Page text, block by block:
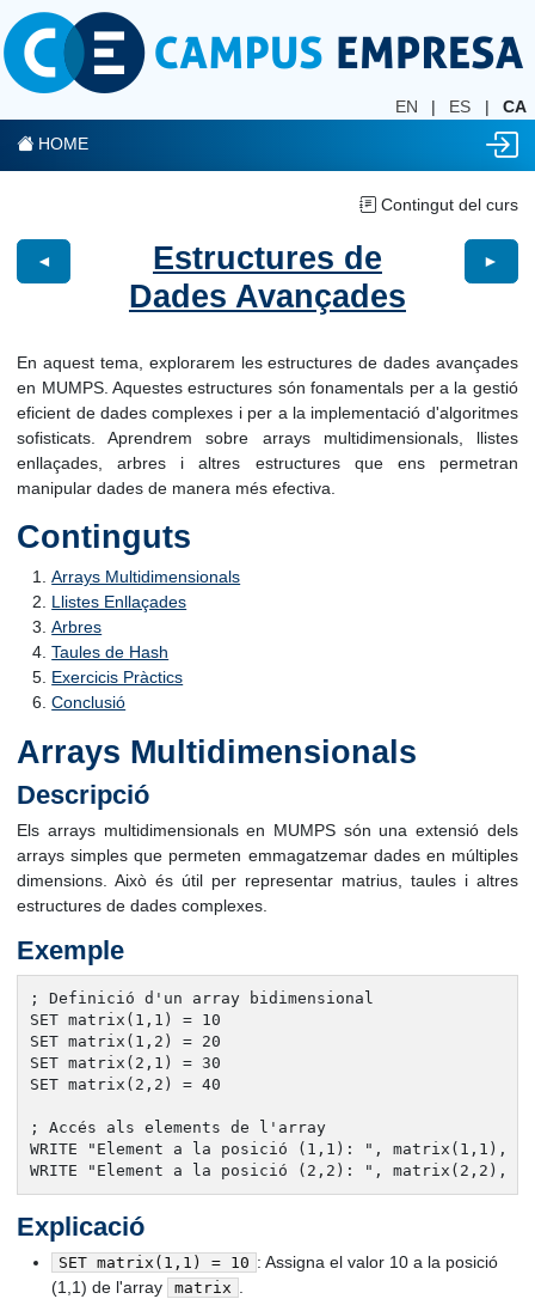
EN | ES |
CA
HOME
Contingut del curs
◄
Estructures de
Dades Avançades
►
En aquest tema, explorarem les estructures de dades avançades
en MUMPS. Aquestes estructures són fonamentals per a la gestió
eficient de dades complexes i per a la implementació d'algoritmes
sofisticats. Aprendrem sobre arrays multidimensionals, llistes
enllaçades, arbres i altres estructures que ens permetran
manipular dades de manera més efectiva.
Continguts
Arrays Multidimensionals
Llistes Enllaçades
Arbres
Taules de Hash
Exercicis Pràctics
Conclusió
Arrays Multidimensionals
Descripció
Els arrays multidimensionals en MUMPS són una extensió dels
arrays simples que permeten emmagatzemar dades en múltiples
dimensions. Això és útil per representar matrius, taules i altres
estructures de dades complexes.
Exemple
; Definició d'un array bidimensional
SET matrix(1,1) = 10
SET matrix(1,2) = 20
SET matrix(2,1) = 30
SET matrix(2,2) = 40
; Accés als elements de l'array
WRITE "Element a la posició (1,1): ", matrix(1,1), !
WRITE "Element a la posició (2,2): ", matrix(2,2), !
Explicació
SET matrix(1,1) = 10 : Assigna el valor 10 a la posició
(1,1) de l'array
matrix .